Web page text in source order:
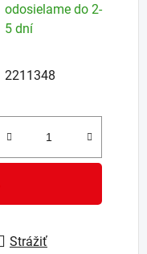
odosielame do 2-
5 dní
2211348
Strážiť